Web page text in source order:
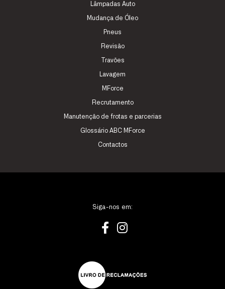
Lâmpadas Auto
Mudança de Óleo
Pneus
Revisão
Travões
Lavagem
MForce
Recrutamento
Manutenção de frotas e parcerias
Glossário ABC MForce
Contactos
Siga-nos em: